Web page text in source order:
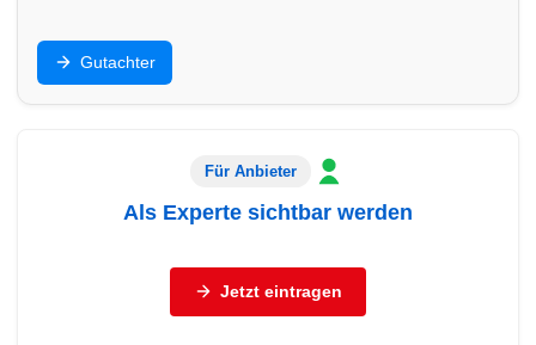
Unfallgutachten, Bewertung, Beweissicherung: Finde
Gutachter in Köln – seriös, dokumentationsstark und
schnell.
Gutachter
Für Anbieter
Als Experte sichtbar werden
Sie sind Autohaus, freier Händler, Werkstatt oder
Servicebetrieb (Reifen, Autoglas, Aufbereitung,
Abschleppdienst, Gutachter)?
Jetzt eintragen